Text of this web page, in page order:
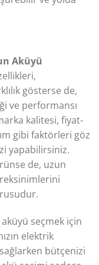
Aküyü
gösterse de,
ve performansı
kalitesi, fiyat-
gibi faktörleri göz
yapabilirsiniz.
de, uzun
seçmek için
elektrik
bütçenizi